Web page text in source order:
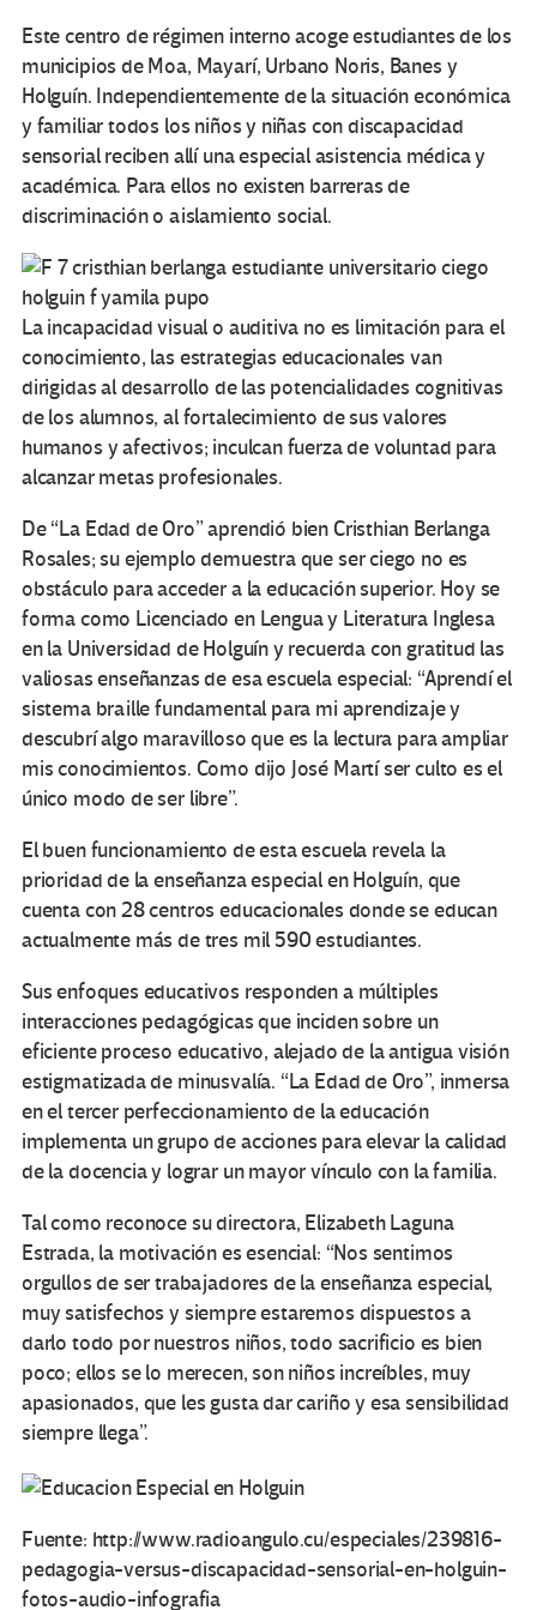
Este centro de régimen interno acoge estudiantes de los
municipios de Moa, Mayarí, Urbano Noris, Banes y
Holguín. Independientemente de la situación económica
y familiar todos los niños y niñas con discapacidad
sensorial reciben allí una especial asistencia médica y
académica. Para ellos no existen barreras de
discriminación o aislamiento social.
La incapacidad visual o auditiva no es limitación para el
conocimiento, las estrategias educacionales van
dirigidas al desarrollo de las potencialidades cognitivas
de los alumnos, al fortalecimiento de sus valores
humanos y afectivos; inculcan fuerza de voluntad para
alcanzar metas profesionales.
De “La Edad de Oro” aprendió bien Cristhian Berlanga
Rosales; su ejemplo demuestra que ser ciego no es
obstáculo para acceder a la educación superior. Hoy se
forma como Licenciado en Lengua y Literatura Inglesa
en la Universidad de Holguín y recuerda con gratitud las
valiosas enseñanzas de esa escuela especial: “Aprendí el
sistema braille fundamental para mi aprendizaje y
descubrí algo maravilloso que es la lectura para ampliar
mis conocimientos. Como dijo José Martí ser culto es el
único modo de ser libre”.
El buen funcionamiento de esta escuela revela la
prioridad de la enseñanza especial en Holguín, que
cuenta con 28 centros educacionales donde se educan
actualmente más de tres mil 590 estudiantes.
Sus enfoques educativos responden a múltiples
interacciones pedagógicas que inciden sobre un
eficiente proceso educativo, alejado de la antigua visión
estigmatizada de minusvalía. “La Edad de Oro”, inmersa
en el tercer perfeccionamiento de la educación
implementa un grupo de acciones para elevar la calidad
de la docencia y lograr un mayor vínculo con la familia.
Tal como reconoce su directora, Elizabeth Laguna
Estrada, la motivación es esencial: “Nos sentimos
orgullos de ser trabajadores de la enseñanza especial,
muy satisfechos y siempre estaremos dispuestos a
darlo todo por nuestros niños, todo sacrificio es bien
poco; ellos se lo merecen, son niños increíbles, muy
apasionados, que les gusta dar cariño y esa sensibilidad
siempre llega”.
Fuente: http://www.radioangulo.cu/especiales/239816-
pedagogia-versus-discapacidad-sensorial-en-holguin-
fotos-audio-infografia